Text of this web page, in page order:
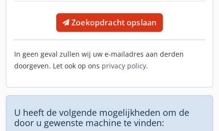
Zoekopdracht opslaan
In geen geval zullen wij uw e-mailadres aan derden
doorgeven. Let ook op ons privacy policy.
U heeft de volgende mogelijkheden om de
door u gewenste machine te vinden: